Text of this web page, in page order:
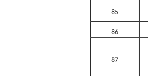
85
86
87